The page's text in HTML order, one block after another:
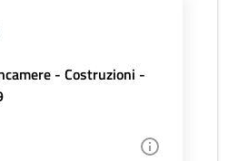
- Costruzioni -